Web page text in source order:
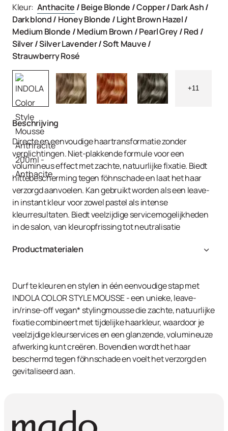
Kleur: Anthacite /Beige Blonde /Copper/Dark Ash/
Dark blond/ Honey Blonde /Light Brown Hazel/
Medium Blonde /Medium Brown /Pearl Grey/Red /
Silver/Silver Lavender/Soft Mauve/
Strauwberry Rosé
+11
Beschrijving
Directe en eenvoudige haartransformatie zonder
verplichtingen. Niet-plakkende formule voor een
volumineus effect met zachte, natuurlijke fixatie. Biedt
hittebescherming tegen föhnschade en laat het haar
verzorgd aanvoelen. Kan gebruikt worden als een leave-
in instant kleur voor zowel pastel als intense
kleurresultaten. Biedt veelzijdige servicemogelijkheden
in de salon, van kleuropfrissing tot neutralisatie
Productmaterialen
Durf te kleuren en stylen in één eenvoudige stap met
INDOLA COLOR STYLE MOUSSE - een unieke, leave-
in/rinse-off vegan* stylingmousse die zachte, natuurlijke
fixatie combineert met tijdelijke haarkleur, waardoor je
veelzijdige kleurservices en een glanzende, volumineuze
afwerking kunt creëren. Bovendien wordt het haar
beschermd tegen föhnschade en voelt het verzorgd en
gevitaliseerd aan.